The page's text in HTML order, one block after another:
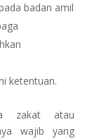
badan amil
ketentuan.
zakat atau
wajib yang